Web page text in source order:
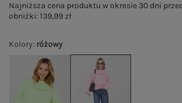
Kolory: różowy
Najniższa cena produktu w okresie 30 dni
obniżki:139,99 zł